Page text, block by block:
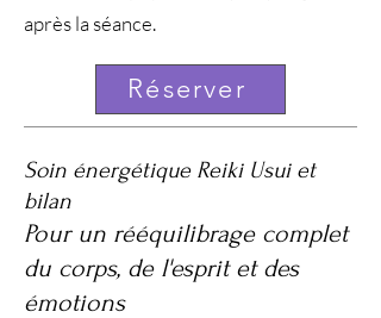
après la séance.
Réserver
Soin énergétique Reiki Usui et
bilan
Pour un rééquilibrage complet
du corps, de l'esprit et des
émotions